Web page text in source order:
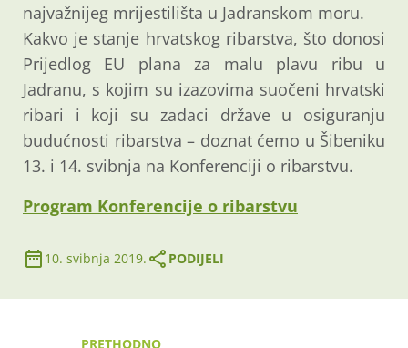
najvažnijeg mrijestilišta u Jadranskom moru.
Kakvo je stanje hrvatskog ribarstva, što donosi
Prijedlog EU plana za malu plavu ribu u
Jadranu, s kojim su izazovima suočeni hrvatski
ribari i koji su zadaci države u osiguranju
budućnosti ribarstva – doznat ćemo u Šibeniku
13. i 14. svibnja na Konferenciji o ribarstvu.
Program Konferencije o ribarstvu
10. svibnja 2019. PODIJELI
PRETHODNO